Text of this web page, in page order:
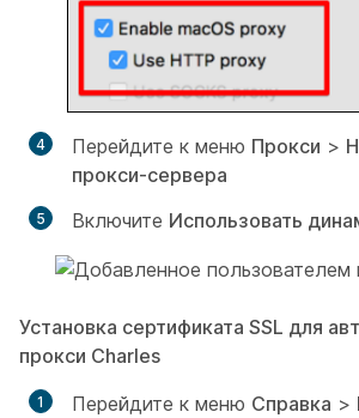
Перейдите к меню Прокси >
прокси-сервера
Включите Использовать
Установка сертификата SSL для
прокси Charles
Перейдите к меню Справка >